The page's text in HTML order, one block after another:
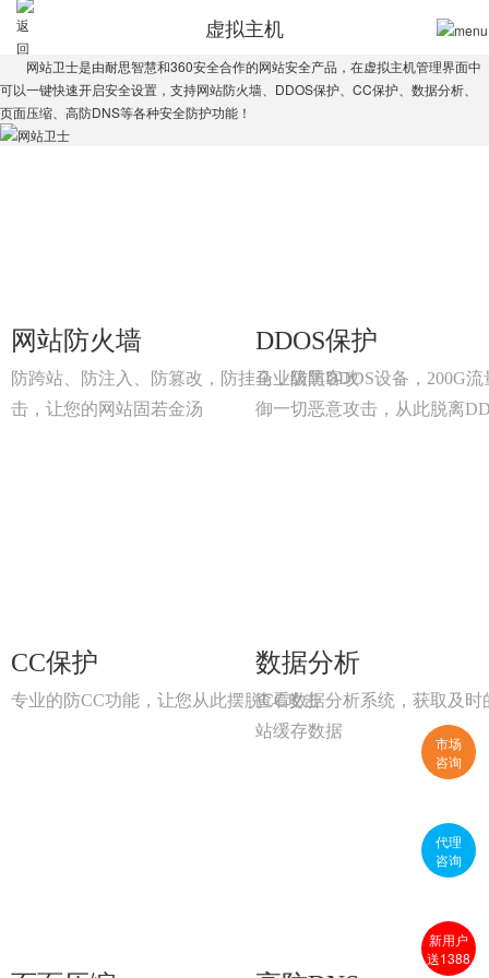
虚拟主机
网站卫士是由耐思智慧和360安全合作的网站安全产品，在虚拟主机管理界面中
可以一键快速开启安全设置，支持网站防火墙、DDOS保护、CC保护、数据分析、
页面压缩、高防DNS等各种安全防护功能！
网站防火墙
防跨站、防注入、防篡改，防挂马，防黑客攻
击，让您的网站固若金汤
DDOS保护
企业级防DDOS设备，200G
御一切恶意攻击，从此脱离
CC保护
专业的防CC功能，让您从此摆脱CC攻击
数据分析
查看数据分析系统，获取及时
站缓存数据
市场
咨询
代理
咨询
新用户
送1388